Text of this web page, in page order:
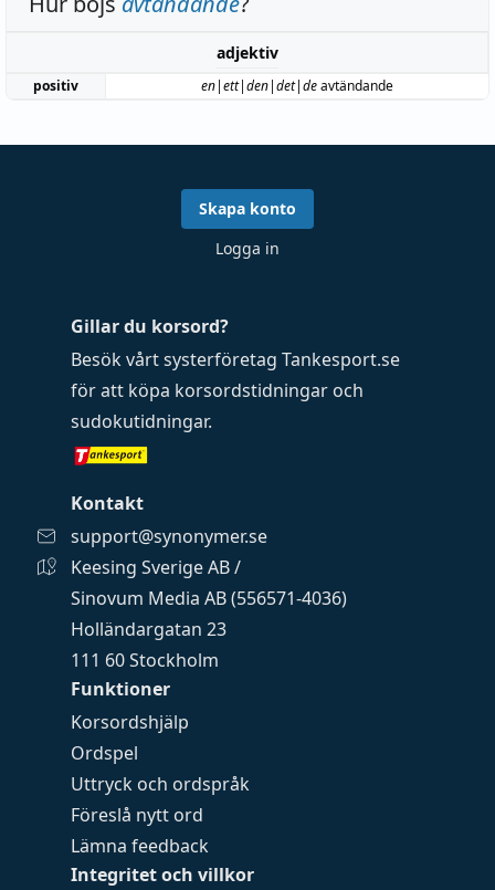
adjektiv
positiv en|ett|den|det|deavtändande
Funktioner
Korsordshjälp
Ordspel
Uttryck och ordspråk
Föreslå nytt ord
Lämna feedback
Integritet och villkor
Gillar du korsord?
Besök vårt systerföretag Tankesport.se
för att köpa korsordstidningar och
sudokutidningar.
Kontakt
support@synonymer.se
Keesing Sverige AB /
Sinovum Media AB (556571-4036)
Holländargatan 23
111 60 Stockholm
Skapa konto
Logga in